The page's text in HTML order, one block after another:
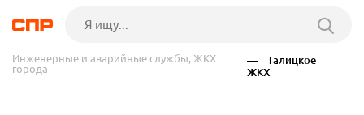
Инженерные и аварийные службы, ЖКХ
города
— Талицкое
ЖКХ